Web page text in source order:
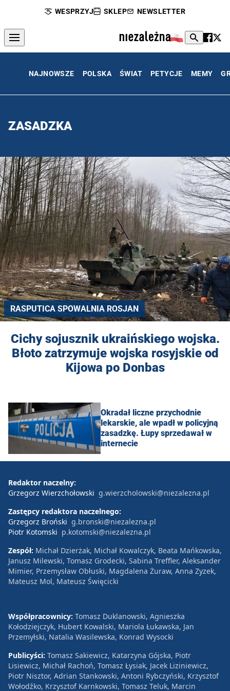
WESPRZYJ SKLEP NEWSLETTER
NAJNOWSZE POLSKA ŚWIAT PETYCJE MEMY
ZASADZKA
RASPUTICA SPOWALNIA ROSJAN
Cichy sojusznik ukraińskiego wojska.
Błoto zatrzymuje wojska rosyjskie od
Kijowa po Donbas
Okradał liczne przychodnie
lekarskie, ale wpadł w policyjną
zasadzkę. Łupy sprzedawał w
internecie
Redaktor naczelny:
Grzegorz Wierzchołowski g.wierzcholowski@niezalezna.pl
Zastępcy redaktora naczelnego:
Grzegorz Broński g.bronski@niezalezna.pl
Piotr Kotomski p.kotomski@niezalezna.pl
Zespół: Michał Dzierżak, Michał Kowalczyk, Beata Mańkowska,
Janusz Milewski, Tomasz Grodecki, Sabina Treffler, Aleksander
Mimier, Przemysław Obłuski, Magdalena Żuraw, Anna Zyzek,
Mateusz Mol, Mateusz Święcicki
Współpracownicy: Tomasz Duklanowski, Agnieszka
Kołodziejczyk, Hubert Kowalski, Mariola Łukawska, Jan
Przemyłski, Natalia Wasilewska, Konrad Wysocki
Publicyści: Tomasz Sakiewicz, Katarzyna Gójska, Piotr
Lisiewicz, Michał Rachoń, Tomasz Łysiak, Jacek Liziniewicz,
Piotr Nisztor, Adrian Stankowski, Antoni Rybczyński, Krzysztof
Wołodźko, Krzysztof Karnkowski, Tomasz Teluk, Marcin